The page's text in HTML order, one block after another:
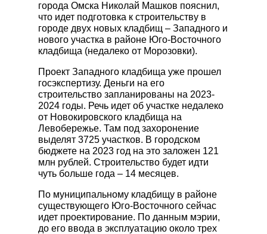
Гробы
Памятники
Венки
Швейная продукция
Другие ритуальные принадлежности
Металлоизделия
города Омска Николай Машков пояснил,
что идет подготовка к строительству в
городе двух новых кладбищ – Западного и
нового участка в районе Юго-Восточного
кладбища (недалеко от Морозовки).
Проект Западного кладбища уже прошел
госэкспертизу. Деньги на его
строительство запланированы на 2023-
2024 годы. Речь идет об участке недалеко
от Новокировского кладбища на
Левобережье. Там под захоронение
выделят 3725 участков. В городском
бюджете на 2023 год на это заложен 121
млн рублей. Строительство будет идти
чуть больше года – 14 месяцев.
По муниципальному кладбищу в районе
существующего Юго-Восточного сейчас
идет проектирование. По данным мэрии,
до его ввода в эксплуатацию около трех